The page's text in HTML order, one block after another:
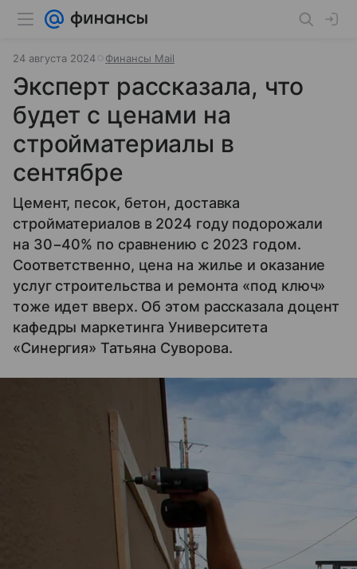
24 августа 2024 Финансы Mail
Эксперт рассказала, что
будет с ценами на
стройматериалы в
сентябре
Цемент, песок, бетон, доставка
стройматериалов в 2024 году подорожали
на 30−40% по сравнению с 2023 годом.
Соответственно, цена на жилье и оказание
услуг строительства и ремонта «под ключ»
тоже идет вверх. Об этом рассказала доцент
кафедры маркетинга Университета
«Синергия» Татьяна Суворова.